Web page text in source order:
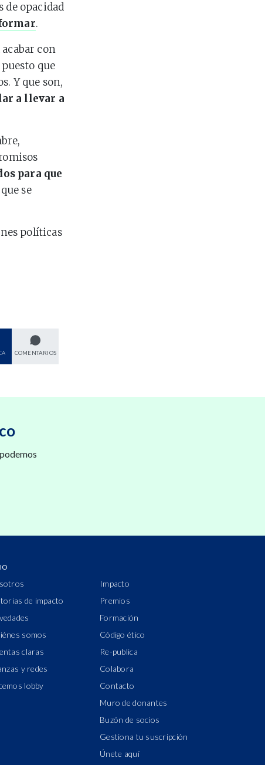
de opacidad
.
con
que
Y que son,
a llevar a
para que
se
políticas
COMENTARIOS
de impacto
somos
claras
y redes
lobby
Impacto
Premios
Formación
Código ético
Re-publica
Colabora
Contacto
Muro de donantes
Buzón de socios
Gestiona tu suscripción
Únete aquí